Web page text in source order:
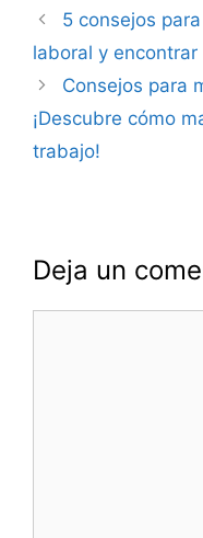
Navegación
de
entradas
5 consejos
laboral y
Consejos para
¡Descubre cómo
trabajo!
Deja un